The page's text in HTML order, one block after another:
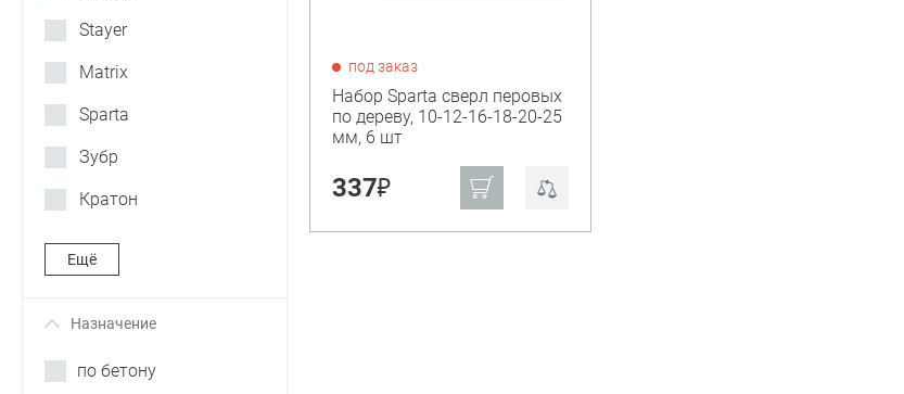
Stayer
Matrix
Sparta
Зубр
Кратон
Ещё
+ Назначение
по бетону
под заказ
Набор Sparta сверл перовых
по дереву, 10-12-16-18-20-25
мм, 6 шт
337₽